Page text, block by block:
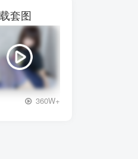
套图
+3
360W+